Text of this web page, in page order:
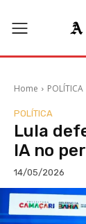
Home POLÍTICA
POLÍTICA
Lula
IA no
14/05/2026